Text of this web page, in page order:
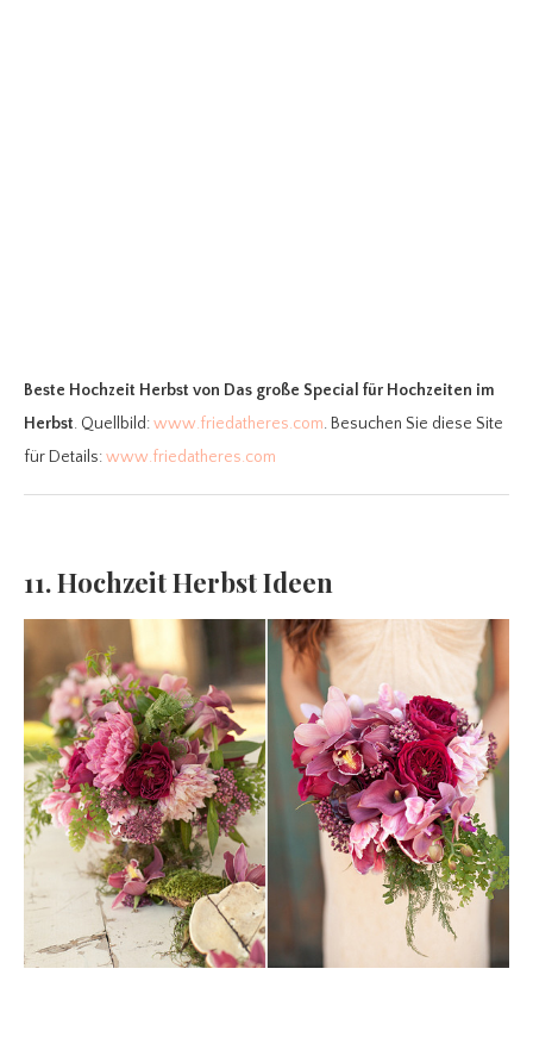
Beste Hochzeit Herbst von Das große Special für Hochzeiten im
Herbst. Quellbild:www.friedatheres.com. Besuchen Sie diese Site
für Details:www.friedatheres.com
11. Hochzeit Herbst Ideen